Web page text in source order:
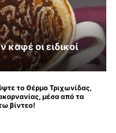
καφέ οι ειδικοί
το Θέρμο Τριχωνίδας,
μέσα από τα
βίντεο!